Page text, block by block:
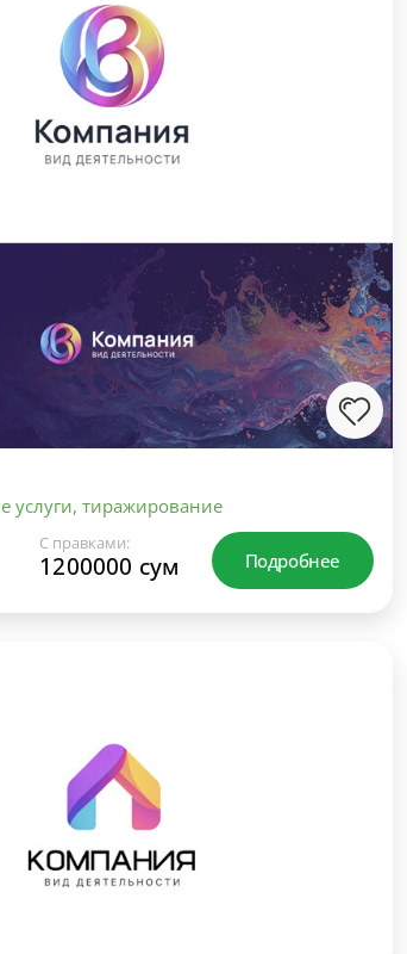
услуги, тиражирование
С правками:
1200000 сум Подробнее